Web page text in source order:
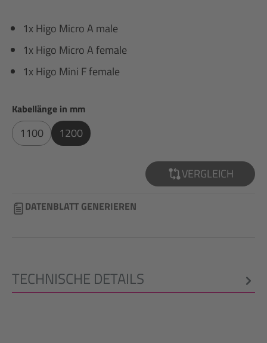
1x Higo Micro A male
1x Higo Micro A female
1x Higo Mini F female
Kabellänge in mmauswählen
1100 1200
VERGLEICH
DATENBLATT GENERIEREN
TECHNISCHE DETAILS